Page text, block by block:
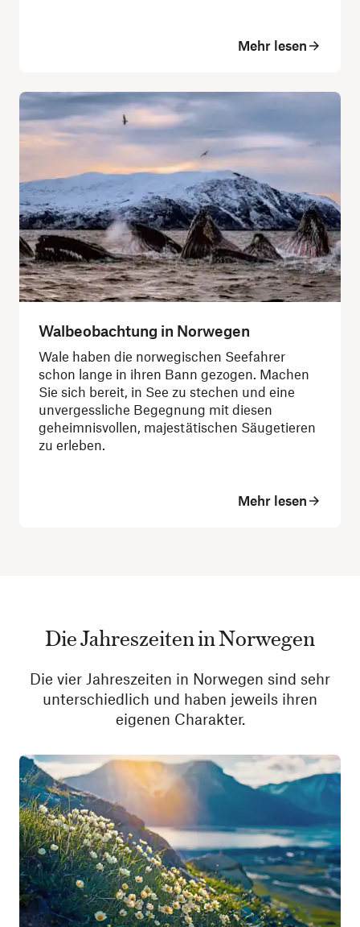
Mehr lesen
Walbeobachtung in Norwegen
Wale haben die norwegischen Seefahrer
schon lange in ihren Bann gezogen. Machen
Sie sich bereit, in See zu stechen und eine
unvergessliche Begegnung mit diesen
geheimnisvollen, majestätischen Säugetieren
zu erleben.
Mehr lesen
Die Jahreszeiten in Norwegen
Die vier Jahreszeiten in Norwegen sind sehr
unterschiedlich und haben jeweils ihren
eigenen Charakter.